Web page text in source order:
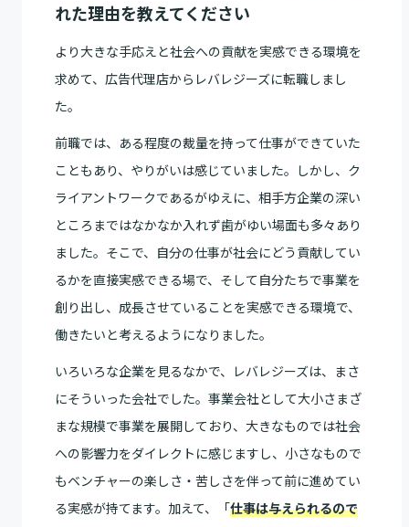
れた理由を教えてください
より大きな手応えと社会への貢献を実感できる環境を
求めて、広告代理店からレバレジーズに転職しまし
た。
前職では、ある程度の裁量を持って仕事ができていた
こともあり、やりがいは感じていました。しかし、ク
ライアントワークであるがゆえに、相手方企業の深い
ところまではなかなか入れず歯がゆい場面も多々あり
ました。そこで、自分の仕事が社会にどう貢献してい
るかを直接実感できる場で、そして自分たちで事業を
創り出し、成長させていることを実感できる環境で、
働きたいと考えるようになりました。
いろいろな企業を見るなかで、レバレジーズは、まさ
にそういった会社でした。事業会社として大小さまざ
まな規模で事業を展開しており、大きなものでは社会
への影響力をダイレクトに感じますし、小さなもので
もベンチャーの楽しさ・苦しさを伴って前に進めてい
る実感が持てます。加えて、「仕事は与えられるので